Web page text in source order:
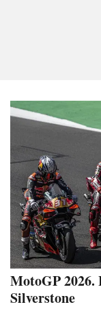
MotoGP
Silverstone